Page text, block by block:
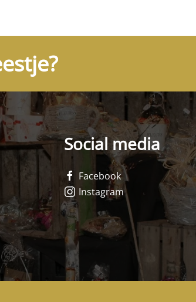
Social media
Facebook
Instagram